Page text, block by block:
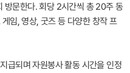
방문한다. 회당 2시간씩 총 20주 동
임, 영상, 굿즈 등 다양한 창작 프
급되며 자원봉사 활동 시간을 인정